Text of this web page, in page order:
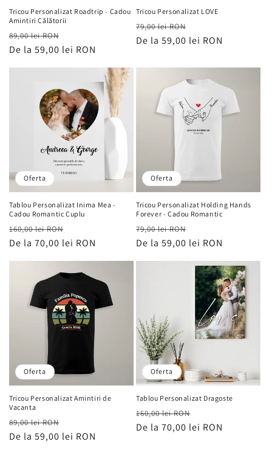
Tricou Personalizat Roadtrip - Cadou
Amintiri Călătorii
Preț
obișnuit
89,00 lei RON
de
De la 59,00 lei RON
Tricou Personalizat LOVE
Preț
obișnuit
79,00 lei RON
de
De la 59,00 lei RON
Oferta
Tablou Personalizat Inima Mea -
Cadou Romantic Cuplu
Preț
obișnuit
160,00 lei RON
de
De la 70,00 lei RON
Oferta
Tricou Personalizat Holding Hands
Forever - Cadou Romantic
Preț
obișnuit
79,00 lei RON
de
De la 59,00 lei RON
Oferta
Tricou Personalizat Amintiri de
Vacanta
Preț
obișnuit
89,00 lei RON
de
De la 59,00 lei RON
Oferta
Tablou Personalizat Dragoste
Preț
obișnuit
160,00 lei RON
de
De la 70,00 lei RON